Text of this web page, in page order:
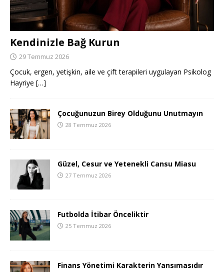
Kendinizle Bağ Kurun
29 Temmuz 2026
Çocuk, ergen, yetişkin, aile ve çift terapileri uygulayan Psikolog
Hayriye […]
Çocuğunuzun Birey Olduğunu Unutmayın
28 Temmuz 2026
Güzel, Cesur ve Yetenekli Cansu Miasu
27 Temmuz 2026
Futbolda İtibar Önceliktir
25 Temmuz 2026
Finans Yönetimi Karakterin Yansımasıdır